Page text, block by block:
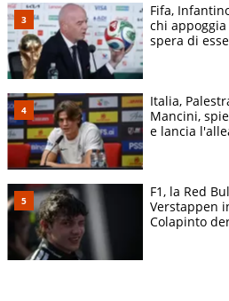
Fifa,
chi
spera di
Italia,
Mancini,
e lancia
F1, la Red
Verstappen
Colapinto